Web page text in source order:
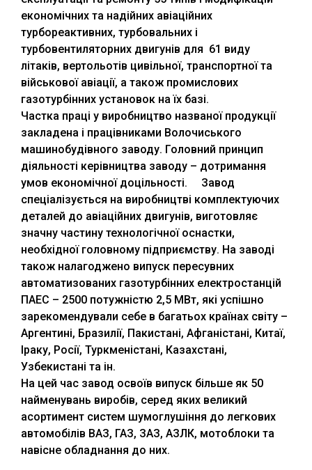
економічних та надійних авіаційних
турбореактивних, турбовальних і
турбовентиляторних двигунів для 61 виду
літаків, вертольотів цивільної, транспортної та
військової авіації, а також промислових
газотурбінних установок на їх базі.
Частка праці у виробництво названої продукції
закладена і працівниками Волочиського
машинобудівного заводу. Головний принцип
діяльності керівництва заводу – дотримання
умов економічної доцільності. Завод
спеціалізується на виробництві комплектуючих
деталей до авіаційних двигунів, виготовляє
значну частину технологічної оснастки,
необхідної головному підприємству. На заводі
також налагоджено випуск пересувних
автоматизованих газотурбінних електростанцій
ПАЕС – 2500 потужністю 2,5 МВт, які успішно
зарекомендували себе в багатьох країнах світу –
Аргентині, Бразилії, Пакистані, Афганістані, Китаї,
Іраку, Росії, Туркменістані, Казахстані,
Узбекистані та ін.
На цей час завод освоїв випуск більше як 50
найменувань виробів, серед яких великий
асортимент систем шумоглушіння до легкових
автомобілів ВАЗ, ГАЗ, ЗАЗ, АЗЛК, мотоблоки та
навісне обладнання до них.